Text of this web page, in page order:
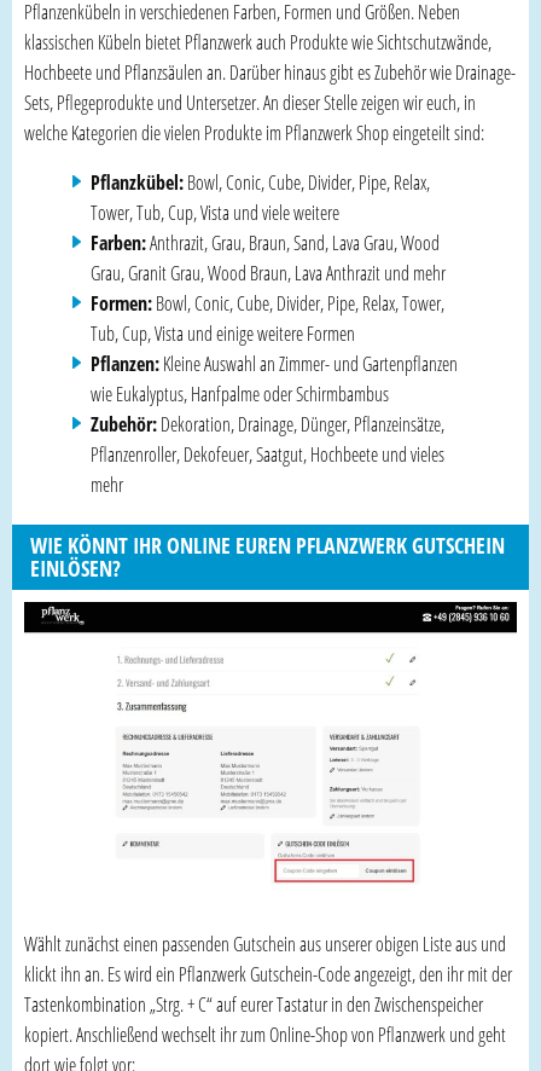
Pflanzenkübeln in verschiedenen Farben, Formen und Größen. Neben
klassischen Kübeln bietet Pflanzwerk auch Produkte wie Sichtschutzwände,
Hochbeete und Pflanzsäulen an. Darüber hinaus gibt es Zubehör wie Drainage-
Sets, Pflegeprodukte und Untersetzer. An dieser Stelle zeigen wir euch, in
welche Kategorien die vielen Produkte im Pflanzwerk Shop eingeteilt sind:
Pflanzkübel:Bowl, Conic, Cube, Divider, Pipe, Relax,
Tower, Tub, Cup, Vista und viele weitere
Farben:Anthrazit, Grau, Braun, Sand, Lava Grau, Wood
Grau, Granit Grau, Wood Braun, Lava Anthrazit und mehr
Formen:Bowl, Conic, Cube, Divider, Pipe, Relax, Tower,
Tub, Cup, Vista und einige weitere Formen
Pflanzen:Kleine Auswahl an Zimmer- und Gartenpflanzen
wie Eukalyptus, Hanfpalme oder Schirmbambus
Zubehör:Dekoration, Drainage, Dünger, Pflanzeinsätze,
Pflanzenroller, Dekofeuer, Saatgut, Hochbeete und vieles
mehr
WIE KÖNNT IHR ONLINE EUREN PFLANZWERK GUTSCHEIN
EINLÖSEN?
Wählt zunächst einen passenden Gutschein aus unserer obigen Liste aus und
klickt ihn an. Es wird ein Pflanzwerk Gutschein-Code angezeigt, den ihr mit der
Tastenkombination „Strg. + C“ auf eurer Tastatur in den Zwischenspeicher
kopiert. Anschließend wechselt ihr zum Online-Shop von Pflanzwerk und geht
dort wie folgt vor: